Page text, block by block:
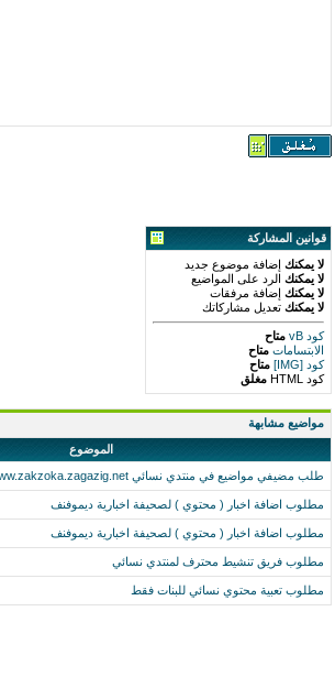
قوانين المشاركة
لا يمكنك إضافة موضوع جديد
لا يمكنك الرد على المواضيع
لا يمكنك إضافة مرفقات
لا يمكنك تعديل مشاركاتك
كود vB
متاح
الابتسامات متاح
كود [IMG]
متاح
كود HTML
مغلق
مواضيع مشابهة
الموضوع
طلب مضيفي مواضيع في منتدي نسائي www.zakzoka.zagazig.net
مطلوب اضافة اخبار ( محتوي ) لصحيفة اخبارية ديموفنف
مطلوب اضافة اخبار ( محتوي ) لصحيفة اخبارية ديموفنف
مطلوب فريق تنشيط محترف لمنتدي نسائي
مطلوب تعبية محتوي نسائي للبنات فقط